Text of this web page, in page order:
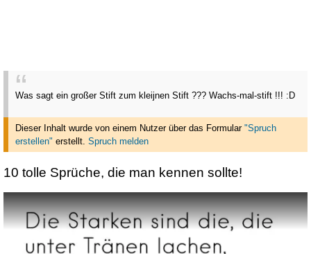
Was sagt ein großer Stift zum kleijnen Stift ??? Wachs-mal-stift !!! :D
Dieser Inhalt wurde von einem Nutzer über das Formular "Spruch
erstellen" erstellt. Spruch melden
10 tolle Sprüche, die man kennen sollte!